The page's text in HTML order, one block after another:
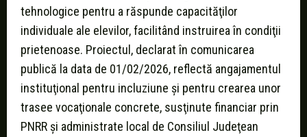
tehnologice pentru a răspunde capacităţilor
individuale ale elevilor, facilitând instruirea în condiţii
prietenoase. Proiectul, declarat în comunicarea
publică la data de 01/02/2026, reflectă angajamentul
instituţional pentru incluziune şi pentru crearea unor
trasee vocaţionale concrete, susţinute financiar prin
PNRR şi administrate local de Consiliul Judeţean